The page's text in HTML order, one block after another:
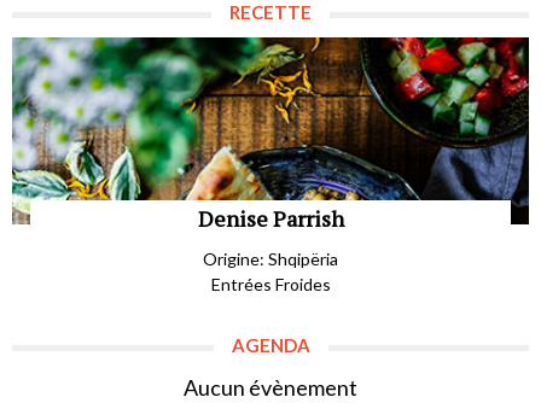
RECETTE
Denise Parrish
Origine: Shqipëria
Entrées Froides
AGENDA
Aucun évènement